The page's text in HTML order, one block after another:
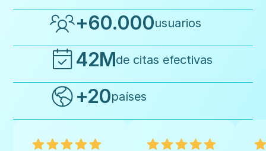
+60.000usuarios
42Mde citas efectivas
+20países